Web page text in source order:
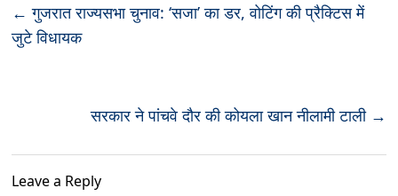
← गुजरात राज्यसभा चुनाव: ‘सजा’ का डर, वोटिंग की प्रैक्टिस में
जुटे विधायक
सरकार ने पांचवे दौर की कोयला खान नीलामी टाली →
Leave a Reply